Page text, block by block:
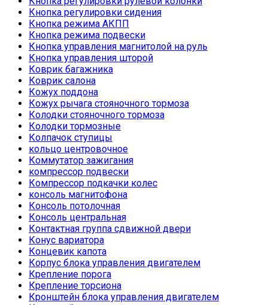
Кнопка регулировки сидения
Кнопка режима АКПП
Кнопка режима подвески
Кнопка управления магнитолой на руль
Кнопка управления шторой
Коврик багажника
Коврик салона
Кожух поддона
Кожух рычага стояночного тормоза
Колодки стояночного тормоза
Колодки тормозные
Колпачок ступицы
кольцо центровочное
Коммутатор зажигания
компрессор подвески
Компрессор подкачки колес
консоль магнитофона
Консоль потолочная
Консоль центральная
Контактная группа сдвижной двери
Конус вариатора
Концевик капота
Корпус блока управления двигателем
Крепление порога
Крепление торсиона
Кронштейн блока управления двигателем